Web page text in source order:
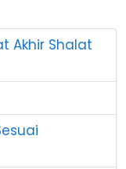
Akhir Shalat